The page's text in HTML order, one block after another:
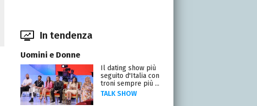
In tendenza
Uomini e Donne
Il dating show più
seguito d'Italia con
troni sempre più ...
TALK SHOW